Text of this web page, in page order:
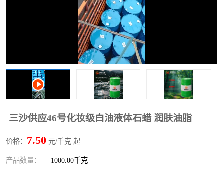
三沙供应46号化妆级白油液体石蜡 润肤油脂
价格： 7.50 元/千克 起
产品数量： 1000.00千克